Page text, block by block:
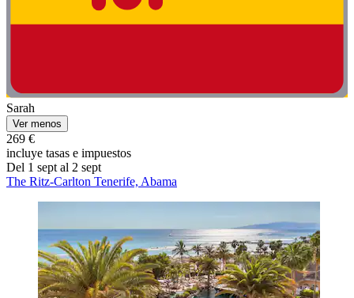
Sarah
Ver menos
269 €
incluye tasas e impuestos
Del 1 sept al 2 sept
The Ritz-Carlton Tenerife, Abama